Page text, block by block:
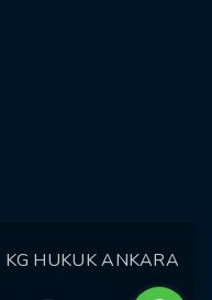
KG HUKUK ANKARA